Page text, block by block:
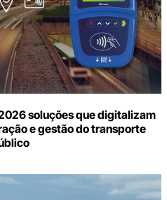
soluções que digitalizam
e gestão do transporte